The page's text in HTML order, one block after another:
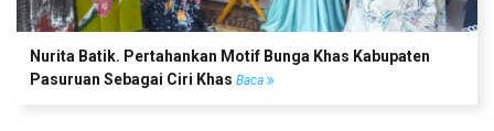
Nurita Batik. Pertahankan Motif Bunga Khas Kabupaten
Pasuruan Sebagai Ciri Khas Baca